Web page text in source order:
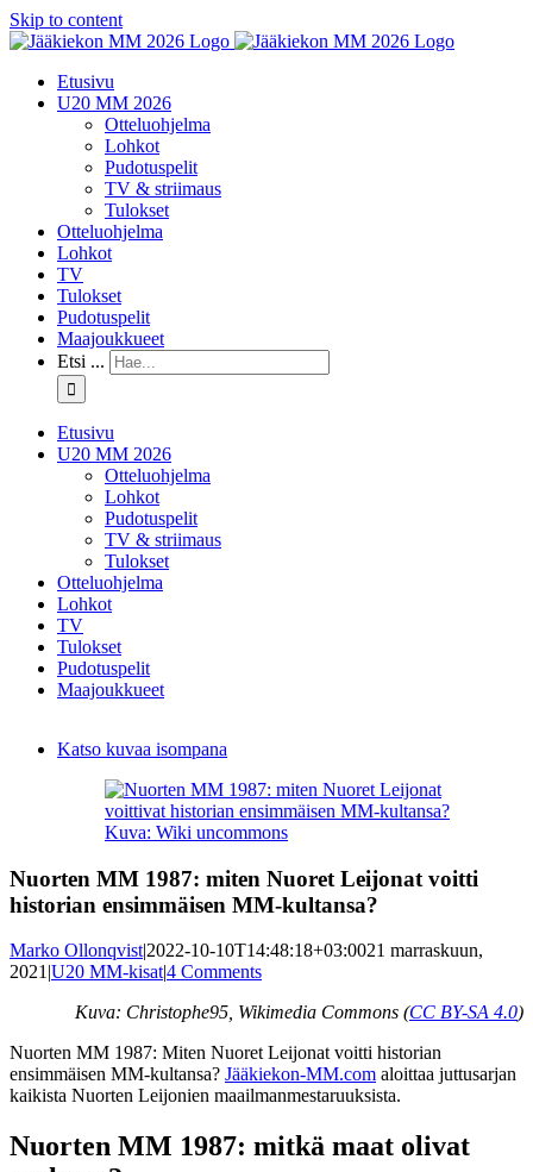
Skip to content
Etusivu
U20 MM 2026
Otteluohjelma
Lohkot
Pudotuspelit
TV & striimaus
Tulokset
Otteluohjelma
Lohkot
TV
Tulokset
Pudotuspelit
Maajoukkueet
Etsi ...
Etusivu
U20 MM 2026
Otteluohjelma
Lohkot
Pudotuspelit
TV & striimaus
Tulokset
Otteluohjelma
Lohkot
TV
Tulokset
Pudotuspelit
Maajoukkueet
Katso kuvaa isompana
Kuva: Wiki uncommons
Nuorten MM 1987: miten Nuoret Leijonat voitti
historian ensimmäisen MM-kultansa?
Marko Ollonqvist|2022-10-10T14:48:18+03:0021 marraskuun,
2021|U20 MM-kisat|4 Comments
Kuva: Christophe95, Wikimedia Commons (CC BY-SA 4.0)
Nuorten MM 1987: Miten Nuoret Leijonat voitti historian
ensimmäisen MM-kultansa? Jääkiekon-MM.com aloittaa juttusarjan
kaikista Nuorten Leijonien maailmanmestaruuksista.
Nuorten MM 1987: mitkä maat olivat